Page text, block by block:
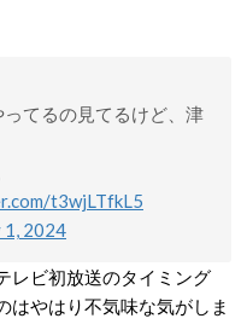
てるの見てるけど、津
t3wjLTfkL5
1, 2024
レビ初放送のタイミング
はやはり不気味な気がしま